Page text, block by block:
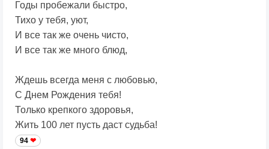
Годы пробежали быстро,
Тихо у тебя, уют,
И все так же очень чисто,
И все так же много блюд,
Ждешь всегда меня с любовью,
С Днем Рождения тебя!
Только крепкого здоровья,
Жить 100 лет пусть даст судьба!
94